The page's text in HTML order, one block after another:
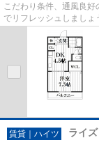
こだわり条件、通風良
でリフレッシュしまし
ために、スタッフまでご
賃貸｜ハイツ ライ